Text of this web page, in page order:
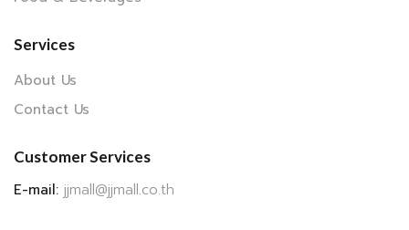
Services
About Us
Contact Us
Customer Services
E-mail: jjmall@jjmall.co.th